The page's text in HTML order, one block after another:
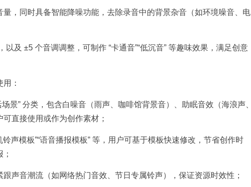
，同时具备智能降噪功能，去除录音中的背景杂音（如环境噪音、电
及 ±5 个音调调整，可制作 “卡通音”“低沉音” 等趣味效果，满足创意
：​
场景” 分类，包含白噪音（雨声、咖啡馆背景音）、助眠音效（海浪声、
直接使用或作为创作素材；​
声模板”“语音播报模板” 等，用户可基于模板快速修改，节省创作时
声音潮流（如网络热门音效、节日专属铃声），保证资源时效性；​